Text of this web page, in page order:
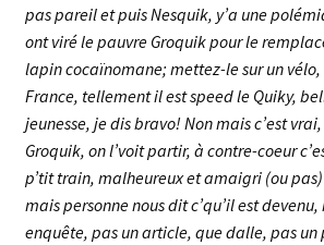
pas pareil et puis Nesquik, y’a une
ont viré le pauvre Groquik pour le
lapin cocaïnomane; mettez-le sur un
France, tellement il est speed le Quiky,
jeunesse, je dis bravo! Non mais c’est
Groquik, on l’voit partir, à contre-coeur
p’tit train, malheureux et amaigri (ou
mais personne nous dit c’qu’il est
enquête, pas un article, que dalle, pas un